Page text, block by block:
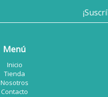
de
producto
Menú
Inicio
Tienda
Nosotros
Contacto